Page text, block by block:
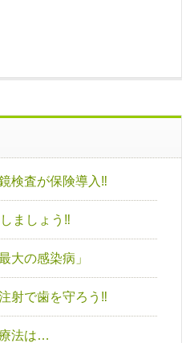
検査が保険導入‼
ましょう‼
大の感染病」
射で歯を守ろう‼
法は…